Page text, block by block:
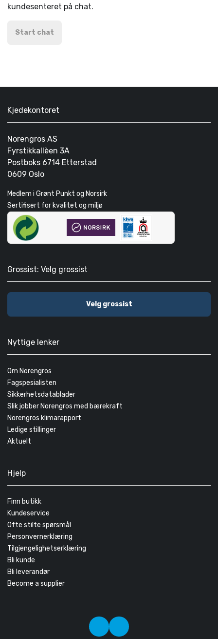
kundesenteret på chat.
Start chat
Kjedekontoret
Norengros AS
Fyrstikkallèen 3A
Postboks 6714 Etterstad
0609 Oslo
Medlem i Grønt Punkt og Norsirk
Sertifisert for kvalitet og miljø
Grossist: Velg grossist
Velg grossist
Nyttige lenker
Om Norengros
Fagspesialisten
Sikkerhetsdatablader
Slik jobber Norengros med bærekraft
Norengros klimarapport
Ledige stillinger
Aktuelt
Hjelp
Finn butikk
Kundeservice
Ofte stilte spørsmål
Personvernerklæring
Tilgjengelighetserklæring
Bli kunde
Bli leverandør
Become a supplier